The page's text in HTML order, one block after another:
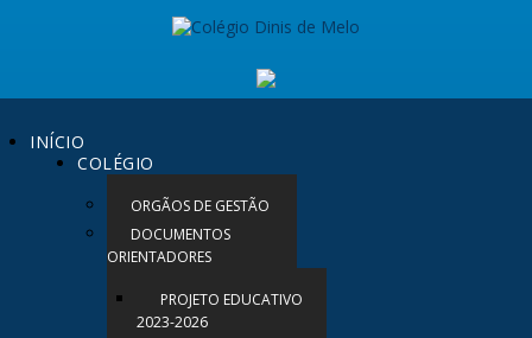
INÍCIO
COLÉGIO
ORGÃOS DE GESTÃO
DOCUMENTOS
ORIENTADORES
PROJETO EDUCATIVO
2023-2026